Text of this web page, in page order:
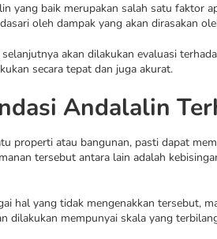
yang baik merupakan salah satu faktor
oleh dampak yang akan dirasakan
akan dilakukan evaluasi
secara tepat dan juga akurat.
Andalalin
properti atau bangunan, pasti dapat
tersebut antara lain adalah
hal yang tidak mengenakkan tersebut,
dilakukan mempunyai skala yang